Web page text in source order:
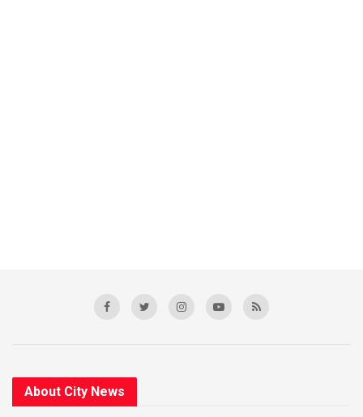
About City News